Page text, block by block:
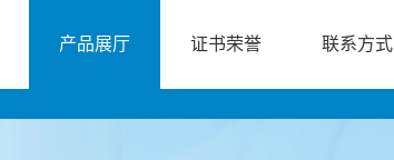
产品展厅 证书荣誉 联系方式